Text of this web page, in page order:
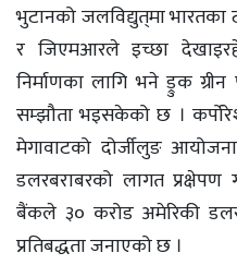
भुटानको जलविद्युत्‌मा भारतका
र जिएमआरले इच्छा
निर्माणका लागि भने ड्रुक
सम्झौता भइसकेको छ ।
मेगावाटको दोर्जीलुङ
डलरबराबरको लागत
बैंकले ३० करोड अमेरिकी
प्रतिबद्धता जनाएको छ ।